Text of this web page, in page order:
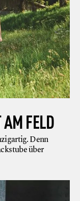
FELD
Denn
über